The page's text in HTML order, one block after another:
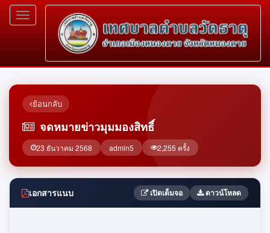
Toggle
navigation
ย้อนกลับ
จดหมายข่าวมุมมองสิทธิ์
23 ธันวาคม 2568 admin5 2,255 ครั้ง
เอกสารแนบ เปิดเต็มจอ ดาวน์โหลด